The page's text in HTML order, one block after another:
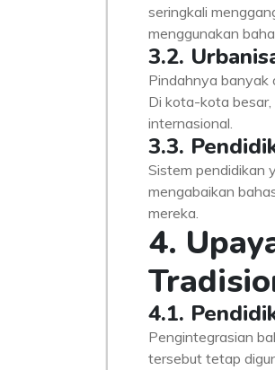
seringkali
menggunakan
3.2.
Pindahnya banyak
Di kota-kota
internasional.
3.3.
Sistem pendidikan
mengabaikan
mereka.
4.
4.1.
Pengintegrasian
tersebut tetap